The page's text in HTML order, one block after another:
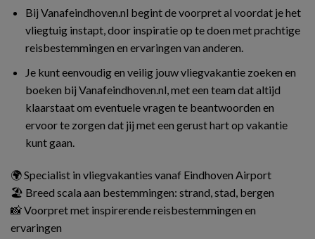
Bij Vanafeindhoven.nl begint de voorpret al voordat je het
vliegtuig instapt, door inspiratie op te doen met prachtige
reisbestemmingen en ervaringen van anderen.
Je kunt eenvoudig en veilig jouw vliegvakantie zoeken en
boeken bij Vanafeindhoven.nl, met een team dat altijd
klaarstaat om eventuele vragen te beantwoorden en
ervoor te zorgen dat jij met een gerust hart op vakantie
kunt gaan.
🌍 Specialist in vliegvakanties vanaf Eindhoven Airport
🏖️ Breed scala aan bestemmingen: strand, stad, bergen
📸 Voorpret met inspirerende reisbestemmingen en
ervaringen